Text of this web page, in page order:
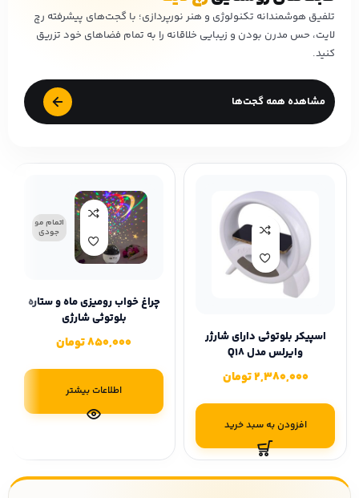
تلفیق هوشمندانه تکنولوژی و هنر نورپردازی؛ با گجت‌های پیشرفته رچ
لایت، حس مدرن بودن و زیبایی خلاقانه را به تمام فضاهای خود تزریق
کنید.
مشاهده همه گجت‌ها
اسپیکر بلوتوثی دارای شارژر
وایرلس مدل Q18
2,380,000تومان
افزودن به سبد خرید
اتمام مو
جودی
چراغ خواب رومیزی ماه و ستاره
بلوتوثی شارژی
850,000تومان
اطلاعات بیشتر